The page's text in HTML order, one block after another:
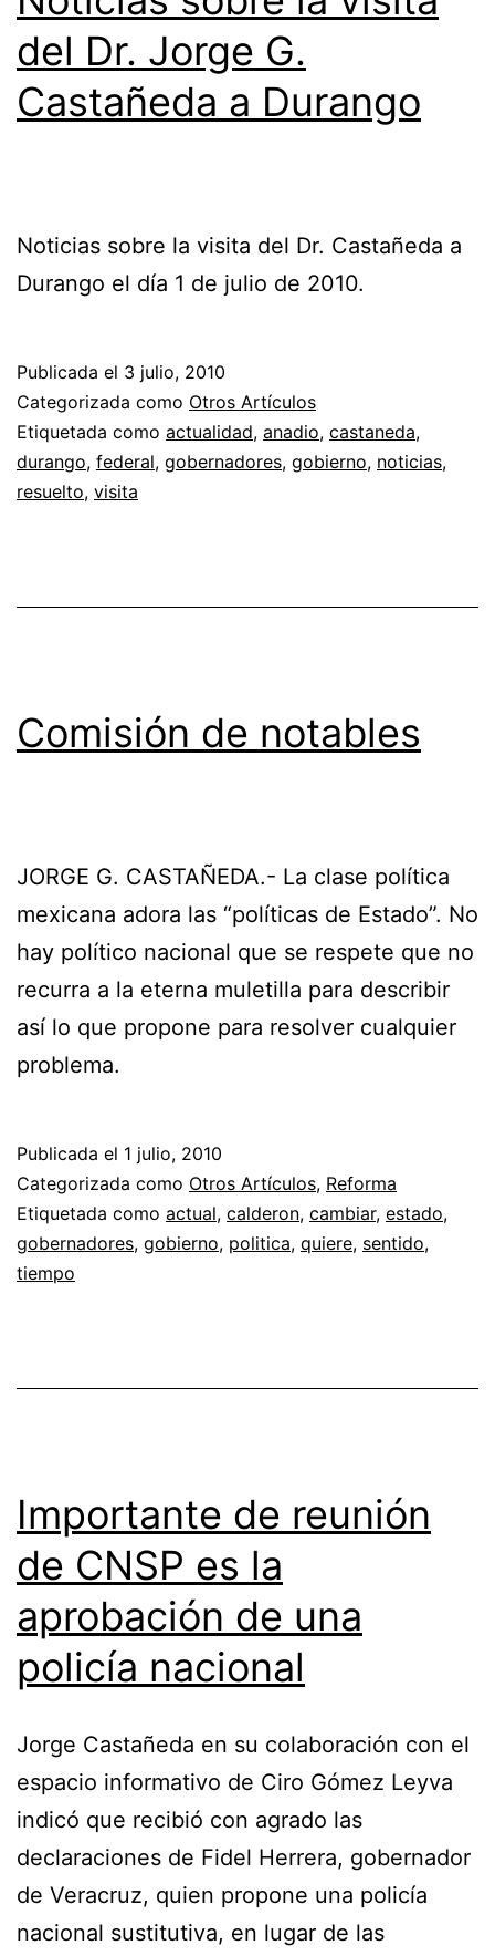
del Dr. Jorge G.
Castañeda a Durango
Noticias sobre la visita del Dr. Castañeda a
Durango el día 1 de julio de 2010.
Publicada el 3 julio, 2010
Categorizada como Otros Artículos
Etiquetada como actualidad, anadio, castaneda,
durango, federal, gobernadores, gobierno, noticias,
resuelto, visita
Comisión de notables
JORGE G. CASTAÑEDA.- La clase política
mexicana adora las “políticas de Estado”. No
hay político nacional que se respete que no
recurra a la eterna muletilla para describir
así lo que propone para resolver cualquier
problema.
Publicada el 1 julio, 2010
Categorizada como Otros Artículos, Reforma
Etiquetada como actual, calderon, cambiar, estado,
gobernadores, gobierno, politica, quiere, sentido,
tiempo
Importante de reunión
de CNSP es la
aprobación de una
policía nacional
Jorge Castañeda en su colaboración con el
espacio informativo de Ciro Gómez Leyva
indicó que recibió con agrado las
declaraciones de Fidel Herrera, gobernador
de Veracruz, quien propone una policía
nacional sustitutiva, en lugar de las